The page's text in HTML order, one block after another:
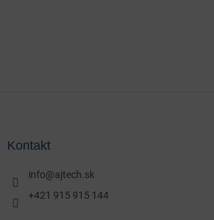
Kontakt
info@ajtech.sk
+421 915 915 144